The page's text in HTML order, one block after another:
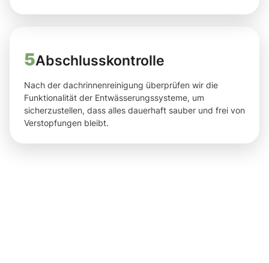
5Abschlusskontrolle
Nach der dachrinnenreinigung überprüfen wir die
Funktionalität der Entwässerungssysteme, um
sicherzustellen, dass alles dauerhaft sauber und frei von
Verstopfungen bleibt.